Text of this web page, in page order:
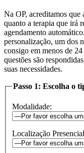
Na OP, acreditamos que
quanto a terapia que irá
agendamento
personalização, um dos
consigo em menos de
questões são
suas necessidades.
Passo 1: Escolha o
Modalidade:
Localização